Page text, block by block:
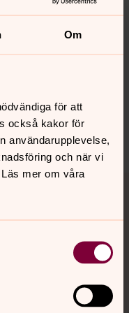
Om
för att
också kakor för
användarupplevelse,
och när vi
mer om våra
Anna-Cecilia Onken
Maria Björk
Regnbågen i